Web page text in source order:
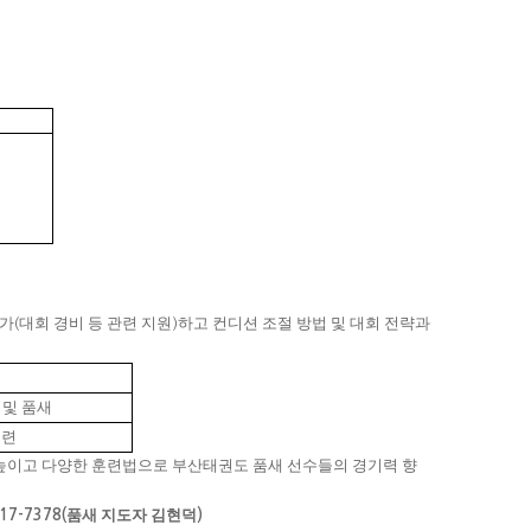
(대회 경비 등 관련 지원 )하고 컨디션 조절 방법 및 대회 전략과
품새
고 다양한 훈련법으로 부산태권도 품새 선수들의 경기력 향
7378(품새 지도자 김현덕)